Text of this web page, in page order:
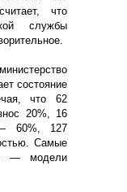
что
службы
состояние
что 62
20%, 16
60%, 127
Самые
— модели